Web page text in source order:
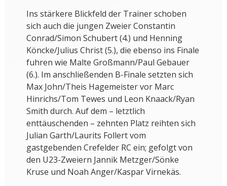
Ins stärkere Blickfeld der Trainer schoben
sich auch die jungen Zweier Constantin
Conrad/Simon Schubert (4.) und Henning
Köncke/Julius Christ (5.), die ebenso ins Finale
fuhren wie Malte Großmann/Paul Gebauer
(6.). Im anschließenden B-Finale setzten sich
Max John/Theis Hagemeister vor Marc
Hinrichs/Tom Tewes und Leon Knaack/Ryan
Smith durch. Auf dem – letztlich
enttäuschenden – zehnten Platz reihten sich
Julian Garth/Laurits Follert vom
gastgebenden Crefelder RC ein; gefolgt von
den U23-Zweiern Jannik Metzger/Sönke
Kruse und Noah Anger/Kaspar Virnekäs.